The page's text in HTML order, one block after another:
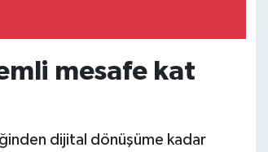
mesafe kat
dijital dönüşüme kadar